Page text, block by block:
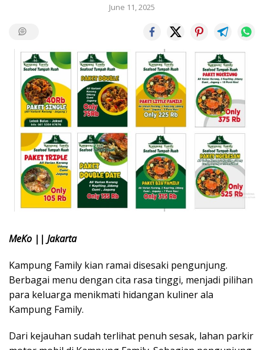
June 11, 2025
MeKo || Jakarta
Kampung Family kian ramai disesaki pengunjung.
Berbagai menu dengan cita rasa tinggi, menjadi pilihan
para keluarga menikmati hidangan kuliner ala
Kampung Family.
Dari kejauhan sudah terlihat penuh sesak, lahan parkir